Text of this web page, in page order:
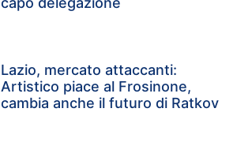
Lazio, mercato attaccanti:
Artistico piace al Frosinone,
cambia anche il futuro di Ratkov